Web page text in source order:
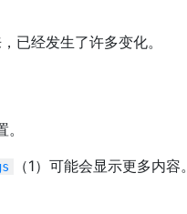
已经发生了许多变化。
（1）可能会显示更多内容。